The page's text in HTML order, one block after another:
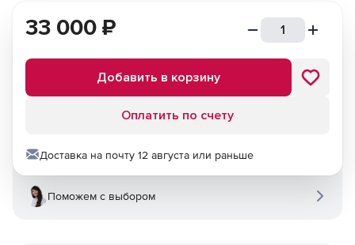
33 000 ₽
Добавить в корзину
Оплатить по счету
Доставка на почту 12 августа или раньше
Поможем с выбором